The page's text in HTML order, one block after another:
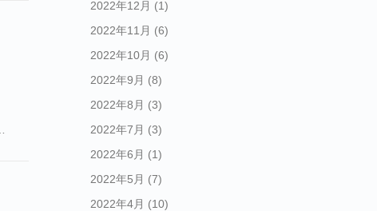
2022年12月 (1)
2022年11月 (6)
2022年10月 (6)
2022年9月 (8)
2022年8月 (3)
2022年7月 (3)
2022年6月 (1)
2022年5月 (7)
2022年4月 (10)